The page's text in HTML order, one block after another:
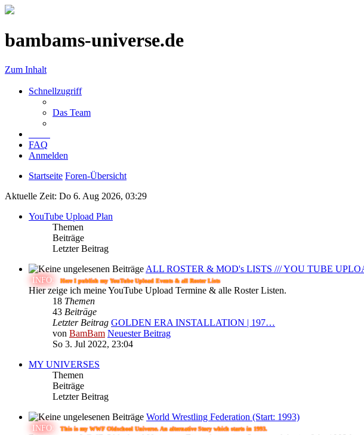
bambams-universe.de
Zum Inhalt
Schnellzugriff
Das Team
FAQ
Anmelden
Startseite Foren-Übersicht
Aktuelle Zeit: Do 6. Aug 2026, 03:29
YouTube Upload Plan
Themen
Beiträge
Letzter Beitrag
ALL ROSTER & MOD's LISTS /// YOU TUBE
INFO: Here I publish my YouTube Upload Events & all Roster Lists
Hier zeige ich meine YouTube Upload Termine & alle Roster Listen.
18 Themen
43 Beiträge
Letzter Beitrag GOLDEN ERA INSTALLATION | 197…
von BamBam Neuester Beitrag
So 3. Jul 2022, 23:04
MY UNIVERSES
Themen
Beiträge
Letzter Beitrag
World Wrestling Federation (Start: 1993)
INFO: This is my WWF Oldschool Universe. An alternative Story which starts in 1993.